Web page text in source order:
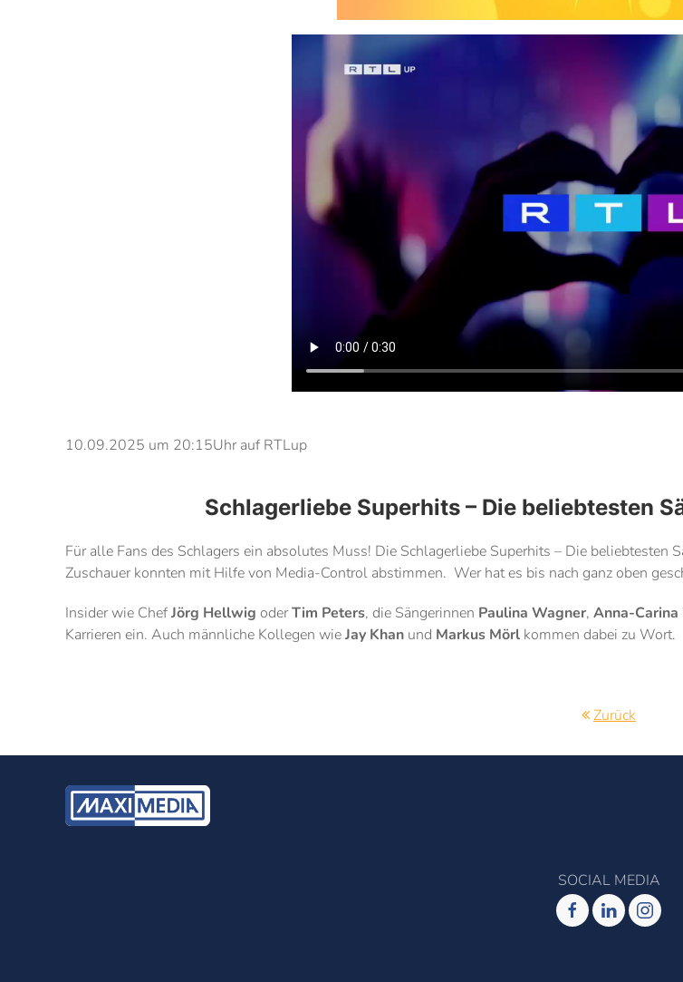
10.09.2025 um 20:15Uhr auf RTLup
Schlagerliebe Superhits – Die beliebtesten
Für alle Fans des Schlagers ein absolutes Muss! Die Schlagerliebe Superhits – Die
Zuschauer konnten mit Hilfe von Media-Control abstimmen. Wer hat es bis nach ganz oben
Insider wie ChefJörg Hellwig oderTim Peters, die Sängerinnen Paulina Wagner, Anna-
Karrieren ein. Auch männliche Kollegen wieJay Khan und Markus Mörl kommen dabei zu Wort.
Zurück
SOCIAL MEDIA